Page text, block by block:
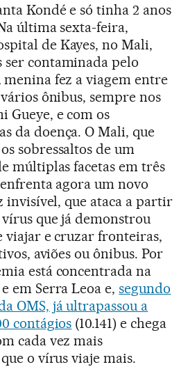
Kondé e só tinha 2 anos
última sexta-feira,
de Kayes, no Mali,
ser contaminada pelo
fez a viagem entre
ônibus, sempre nos
Gueye, e com os
da doença. O Mali, que
sobressaltos de um
múltiplas facetas em três
agora um novo
invisível, que ataca a partir
que já demonstrou
viajar e cruzar fronteiras,
aviões ou ônibus. Por
está concentrada na
em Serra Leoa e,segundo
OMS, já ultrapassou a
contágios (10.141) e chega
cada vez mais
o vírus viaje mais.